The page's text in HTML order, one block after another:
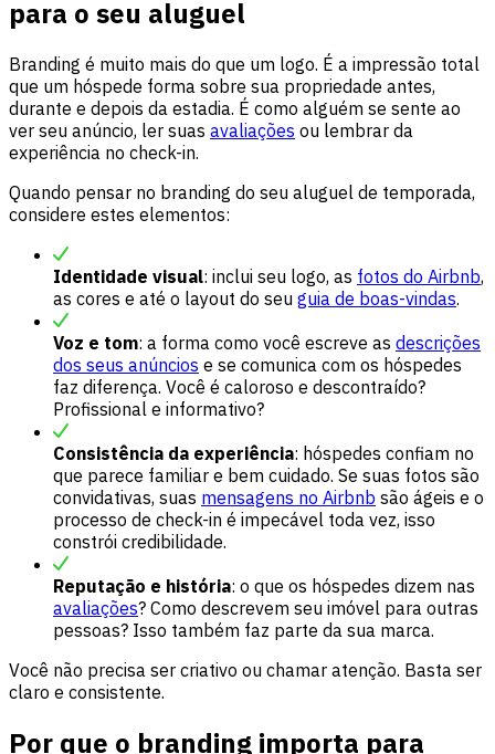
para o seu aluguel
Branding é muito mais do que um logo. É a impressão total
que um hóspede forma sobre sua propriedade antes,
durante e depois da estadia. É como alguém se sente ao
ver seu anúncio, ler suas avaliações ou lembrar da
experiência no check-in.
Quando pensar no branding do seu aluguel de temporada,
considere estes elementos:
Identidade visual: inclui seu logo, as fotos do Airbnb,
as cores e até o layout do seu guia de boas-vindas.
Voz e tom: a forma como você escreve as descrições
dos seus anúncios e se comunica com os hóspedes
faz diferença. Você é caloroso e descontraído?
Profissional e informativo?
Consistência da experiência: hóspedes confiam no
que parece familiar e bem cuidado. Se suas fotos são
convidativas, suas mensagens no Airbnb são ágeis e o
processo de check-in é impecável toda vez, isso
constrói credibilidade.
Reputação e história: o que os hóspedes dizem nas
avaliações? Como descrevem seu imóvel para outras
pessoas? Isso também faz parte da sua marca.
Você não precisa ser criativo ou chamar atenção. Basta ser
claro e consistente.
Por que o branding importa para